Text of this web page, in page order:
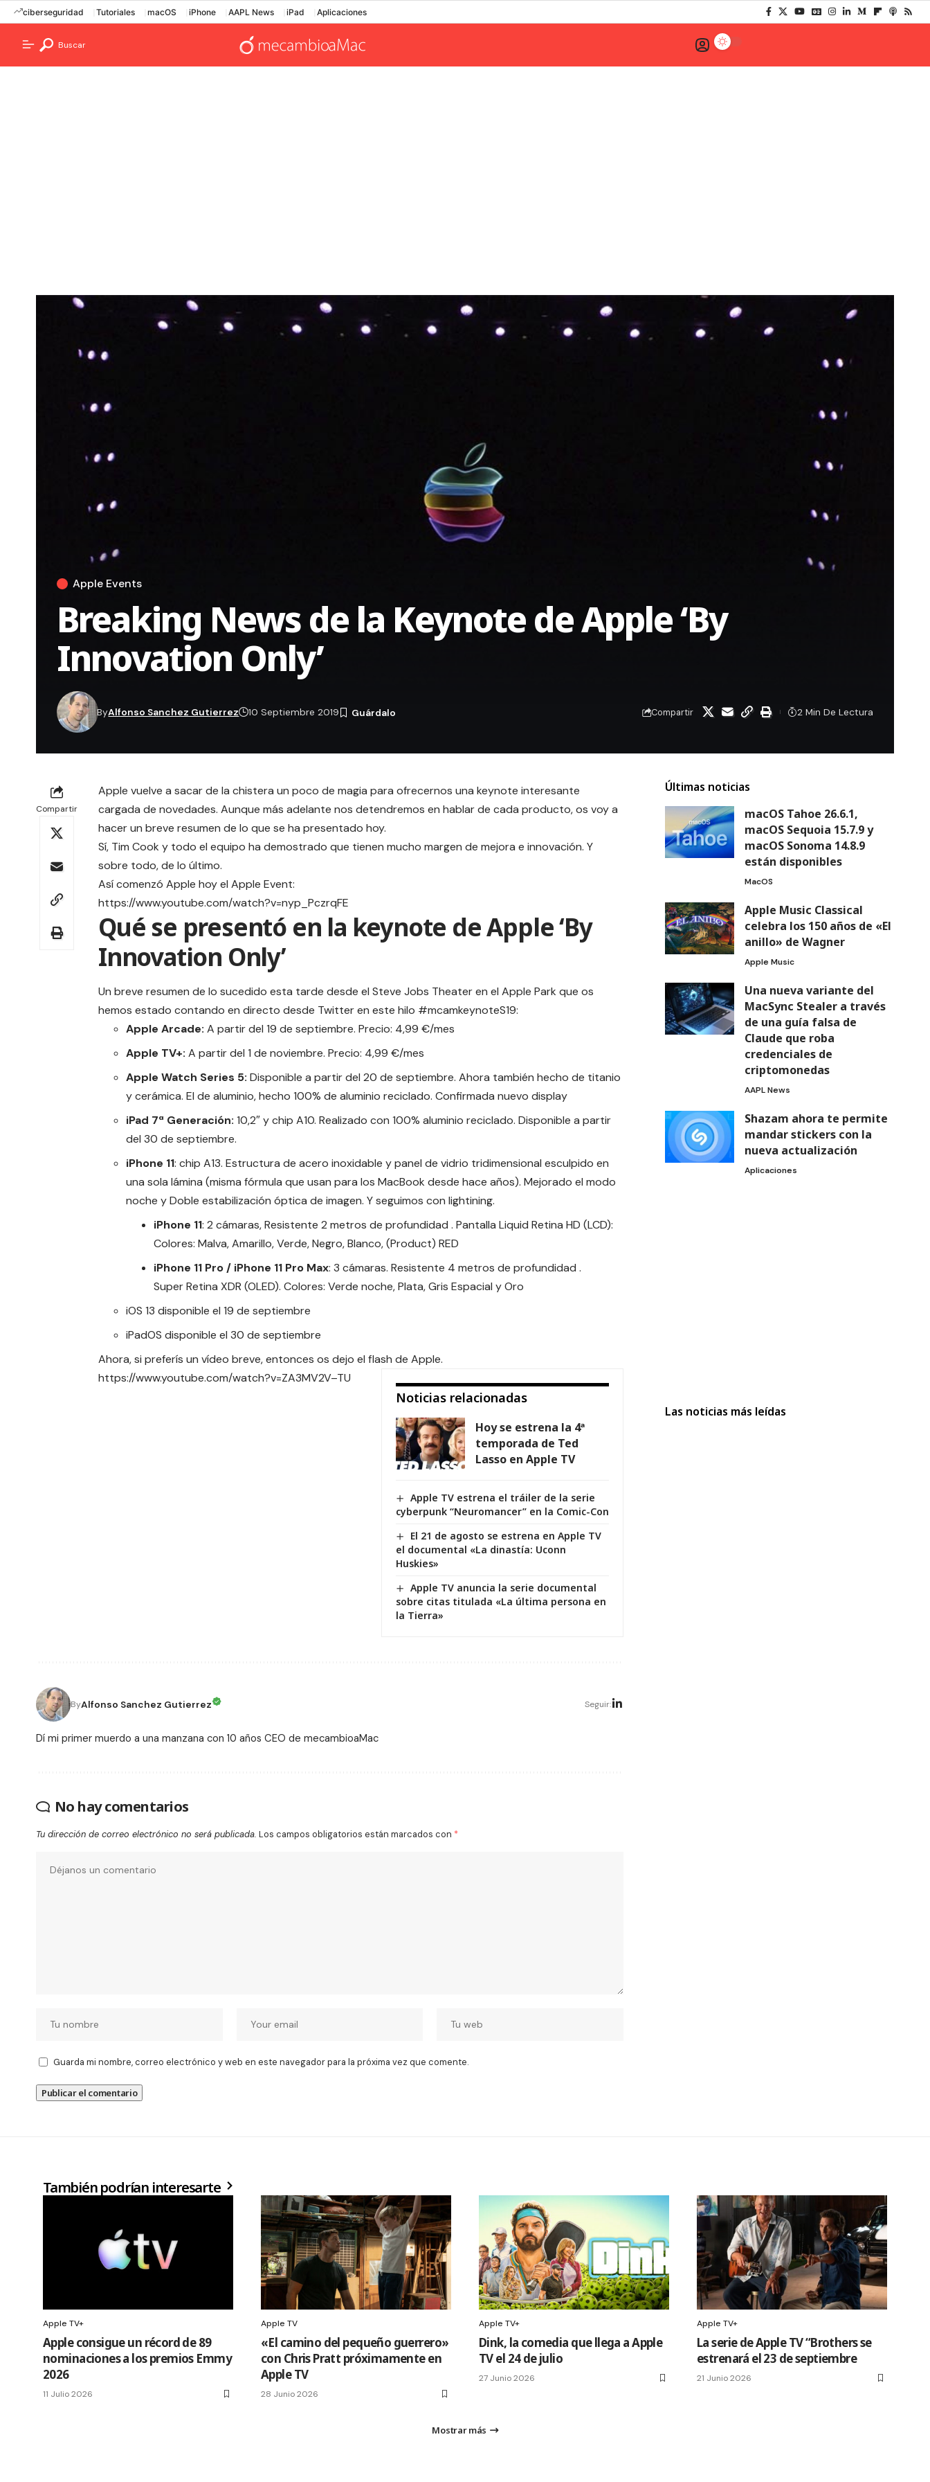
ciberseguridad Tutoriales macOS iPhone AAPL News iPad Aplicaciones
Buscar
Apple Events
Breaking News de la Keynote de Apple ‘By
Innovation Only’
ByAlfonso Sanchez Gutierrez 10 Septiembre 2019 Compartir 2 Min De Lectura
Compartir
Apple vuelve a sacar de la chistera un poco de magia para ofrecernos una keynote interesante
cargada de novedades. Aunque más adelante nos detendremos en hablar de cada producto, os voy a
hacer un breve resumen de lo que se ha presentado hoy.
Sí, Tim Cook y todo el equipo ha demostrado que tienen mucho margen de mejora e innovación. Y
sobre todo, de lo último.
Así comenzó Apple hoy el Apple Event:
https://www.youtube.com/watch?v=nyp_PczrqFE
Qué se presentó en la keynote de Apple ‘By
Innovation Only’
Un breve resumen de lo sucedido esta tarde desde el Steve Jobs Theater en el Apple Park que os
hemos estado contando en directo desde Twitter en este hilo #mcamkeynoteS19:
Apple Arcade: A partir del 19 de septiembre. Precio: 4,99 €/mes
Apple TV+: A partir del 1 de noviembre. Precio: 4,99 €/mes
Apple Watch Series 5: Disponible a partir del 20 de septiembre. Ahora también hecho de titanio
y cerámica. El de aluminio, hecho 100% de aluminio reciclado. Confirmada nuevo display
iPad 7ª Generación: 10,2″ y chip A10. Realizado con 100% aluminio reciclado. Disponible a partir
del 30 de septiembre.
iPhone 11: chip A13. Estructura de acero inoxidable y panel de vidrio tridimensional esculpido en
una sola lámina (misma fórmula que usan para los MacBook desde hace años). Mejorado el modo
noche y Doble estabili­zación óptica de imagen. Y seguimos con lightining.
iPhone 11: 2 cámaras, Resistente 2 metros de profundidad . Pantalla Liquid Retina HD (LCD):
Colores: Malva, Amarillo, Verde, Negro, Blanco, (Product) RED
iPhone 11 Pro / iPhone 11 Pro Max: 3 cámaras. Resistente 4 metros de profundidad .
Super Retina XDR (OLED). Colores: Verde noche, Plata, Gris Espacial y Oro
iOS 13 disponible el 19 de septiembre
iPadOS disponible el 30 de septiembre
Ahora, si preferís un vídeo breve, entonces os dejo el flash de Apple.
Noticias relacionadas
Hoy se estrena la 4ª
temporada de Ted
Lasso en Apple TV
Apple TV estrena el tráiler de la serie
cyberpunk “Neuromancer” en la Comic-Con
El 21 de agosto se estrena en Apple TV
el documental «La dinastía: Uconn
Huskies»
Apple TV anuncia la serie documental
sobre citas titulada «La última persona en
la Tierra»
https://www.youtube.com/watch?v=ZA3MV2V–TU
ByAlfonso Sanchez Gutierrez Seguir:
Dí mi primer muerdo a una manzana con 10 años CEO de mecambioaMac
No hay comentarios
Tu dirección de correo electrónico no será publicada. Los campos obligatorios están marcados con *
Guarda mi nombre, correo electrónico y web en este navegador para la próxima vez que comente.
Últimas noticias
macOS Tahoe 26.6.1,
macOS Sequoia 15.7.9 y
macOS Sonoma 14.8.9
están disponibles
MacOS
Apple Music Classical
celebra los 150 años de «El
anillo» de Wagner
Apple Music
Una nueva variante del
MacSync Stealer a través
de una guía falsa de
Claude que roba
credenciales de
criptomonedas
AAPL News
Shazam ahora te permite
mandar stickers con la
nueva actualización
Aplicaciones
Las noticias más leídas
También podrían interesarte
Apple TV+
Apple consigue un récord de 89
nominaciones a los premios Emmy
2026
11 Julio 2026
Apple TV
«El camino del pequeño guerrero»
con Chris Pratt próximamente en
Apple TV
28 Junio 2026
Apple TV+
Dink, la comedia que llega a Apple
TV el 24 de julio
27 Junio 2026
Apple TV+
La serie de Apple TV “Brothers se
estrenará el 23 de septiembre
21 Junio 2026
Mostrar más